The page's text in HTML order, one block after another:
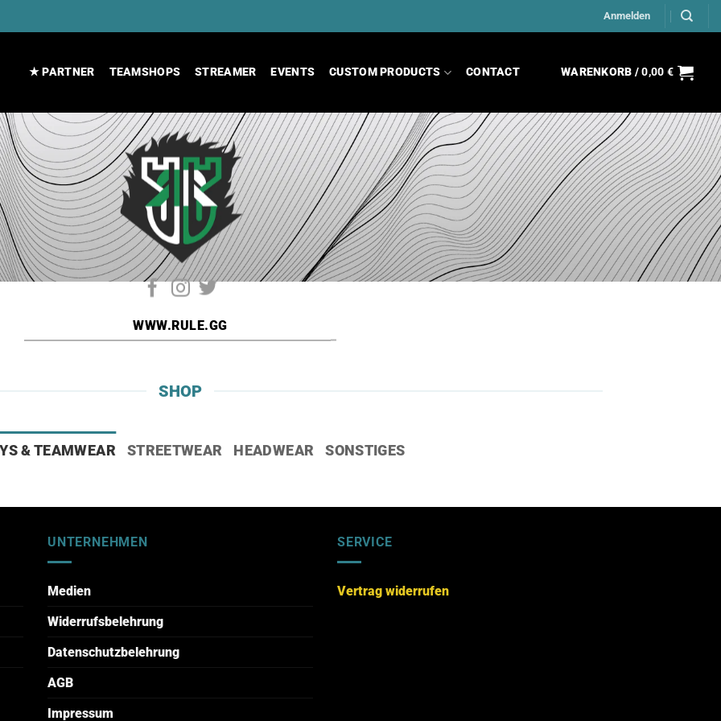
Anmelden
★ PARTNER TEAMSHOPS STREAMER EVENTS CUSTOM PRODUCTS CONTACT WARENKORB /0,00 €
WWW.RULE.GG
SHOP
& TEAMWEAR STREETWEAR HEADWEAR SONSTIGES
UNTERNEHMEN
Medien
Widerrufsbelehrung
Datenschutzbelehrung
AGB
Impressum
SERVICE
Vertrag widerrufen